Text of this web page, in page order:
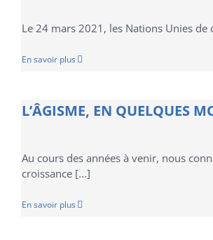
Le 24 mars 2021, les Nations Unies de
En savoir plus
L’ÂGISME, EN QUELQUES
Au cours des années à venir, nous
croissance [...]
En savoir plus